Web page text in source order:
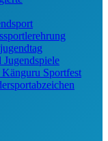
Jugendspiele
Sportfest